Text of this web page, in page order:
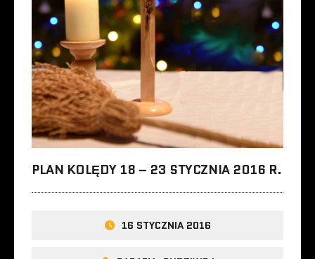
PLAN KOLĘDY 18 – 23 STYCZNIA 2016 R.
16 STYCZNIA 2016